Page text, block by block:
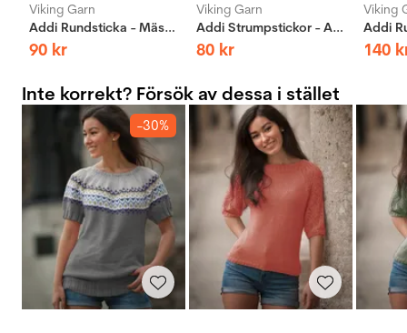
Viking Garn
Addi Rundsticka - Mässing
90 kr
Viking Garn
Addi Strumpstickor - Aluminium
80 kr
Viking
140
Inte korrekt? Försök av dessa i stället
-30%